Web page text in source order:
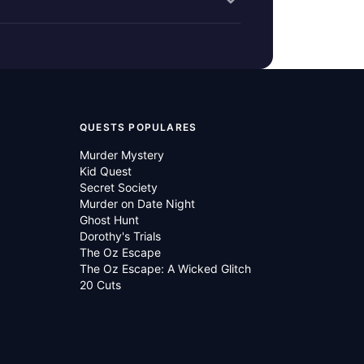
QUESTS POPULARES
Murder Mystery
Kid Quest
Secret Society
Murder on Date Night
Ghost Hunt
Dorothy's Trials
The Oz Escape
The Oz Escape: A Wicked Glitch
20 Cuts